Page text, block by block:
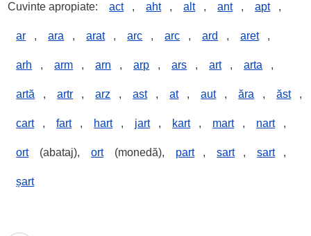
Cuvinte apropiate: act , aht , alt , ant , apt ,
ar , ara , arat , arc , arc , ard , aret ,
arh , arm , arn , arp , ars , art , arta ,
artă , artr , arz , ast , at , aut , ăra , ăst ,
cart , fart , hart , jart , kart , mart , nart ,
ort (abataj), ort (monedă), part , sart , sart ,
șart